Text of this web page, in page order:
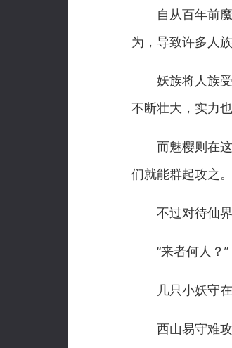
自从百年前魔
为，导致许多人
妖族将人族受
不断壮大，实力
而魅樱则在这
们就能群起攻之。
不过对待仙界
“来者何人？”
几只小妖守在
西山易守难攻